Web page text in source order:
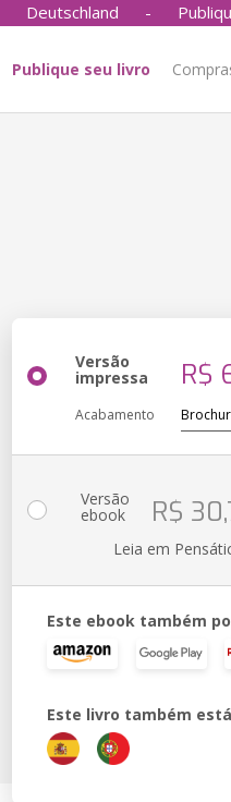
Deutschland -
Publique seu livro
Versão
impressa R$
Acabamento
Versão
ebook R$
Leia em
Este ebook também
Este livro também